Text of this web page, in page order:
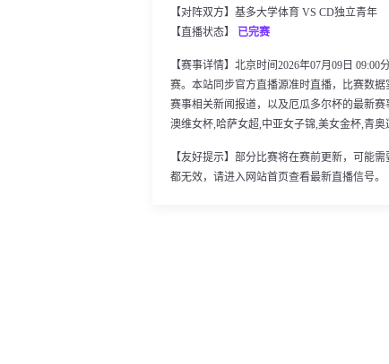
【对阵双方】基多大学体育 VS CD独立青年
【直播状态】 已完赛
【赛事详情】北京时间2026年07月09日
赛。本站同步官方直播源准时直播，比赛数
赛事相关新闻报道，以及厄瓜多尔杯的最新
澳维女杯,哈萨女超,中亚女子锦,美女金杯,青
【友好提示】部分比赛将在赛前更新，可能
都无效，请进入网站首页查看最新直播信号。